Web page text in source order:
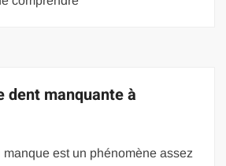
dent manquante à
est un phénomène assez